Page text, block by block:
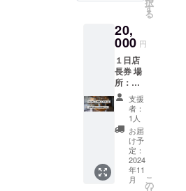
ます。
※20歳未
による
飲酒は
法令で
禁止さ
れてい
ます。
20歳未
満の方
はこの
リター
ンを選
択でき
択
す
る
20,
000 円
１日店
長券 場
所：当
店 使用
期限：
いつで
も（一
回限
り） ※
交通
費、営
業内
支援
者：
1人
お届
け予
定：
2024
年11
月
こ
の